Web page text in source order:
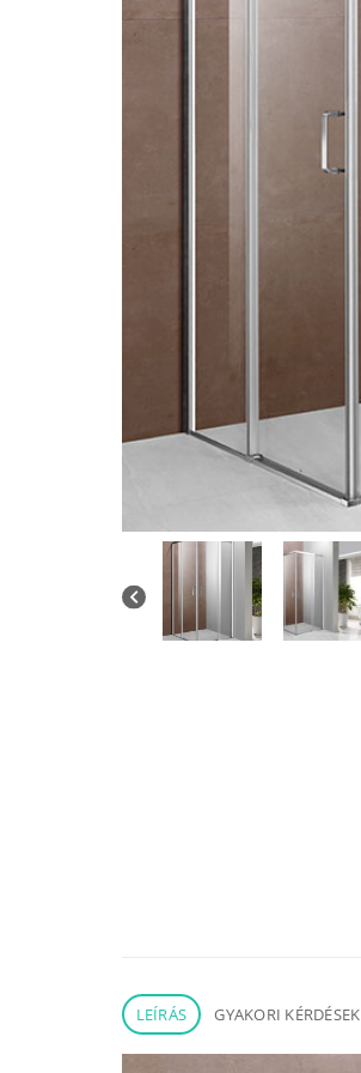
LEÍRÁS GYAKORI KÉRDÉSEK